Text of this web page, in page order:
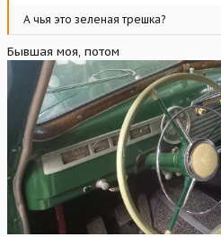
А чья это зеленая трешка?
Бывшая моя, потом